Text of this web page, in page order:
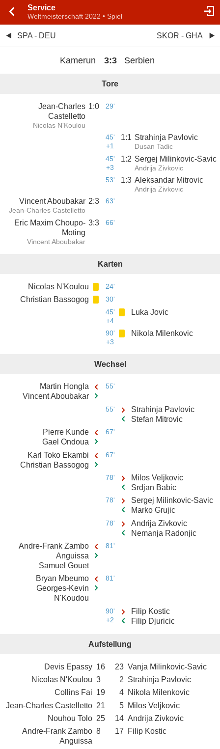
Service
Weltmeisterschaft 2022 • Spiel
SPA - DEU SKOR - GHA
Kamerun 3:3 Serbien
Tore
Jean-Charles
Castelletto
Nicolas N'Koulou
1:0 29'
45'
+1
1:1 Strahinja Pavlovic
Dusan Tadic
45'
+3
1:2 Sergej Milinkovic-Savic
Andrija Zivkovic
53' 1:3 Aleksandar Mitrovic
Andrija Zivkovic
Vincent Aboubakar
Jean-Charles Castelletto
2:3 63'
Eric Maxim Choupo-
Moting
Vincent Aboubakar
3:3 66'
Karten
Nicolas N'Koulou 24'
Christian Bassogog
30'
45'
+4
Luka Jovic
90'
+3
Nikola Milenkovic
Wechsel
Martin Hongla
Vincent Aboubakar
55'
55'
Strahinja Pavlovic
Stefan Mitrovic
Pierre Kunde
Gael Ondoua
67'
Karl Toko Ekambi
Christian Bassogog
67'
78'
Milos Veljkovic
Srdjan Babic
78'
Sergej Milinkovic-Savic
Marko Grujic
78'
Andrija Zivkovic
Nemanja Radonjic
Andre-Frank Zambo
Anguissa
Samuel Gouet
81'
Bryan Mbeumo
Georges-Kevin
N'Koudou
81'
90'
+2
Filip Kostic
Filip Djuricic
Aufstellung
Devis Epassy 16 23 Vanja Milinkovic-Savic
Nicolas N'Koulou 3 2 Strahinja Pavlovic
Collins Fai 19 4 Nikola Milenkovic
Jean-Charles Castelletto 21 5 Milos Veljkovic
Nouhou Tolo 25 14 Andrija Zivkovic
Andre-Frank Zambo
Anguissa
8 17 Filip Kostic